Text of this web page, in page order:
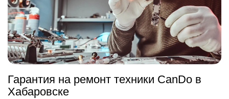
Гарантия на ремонт техники CanDo в
Хабаровске